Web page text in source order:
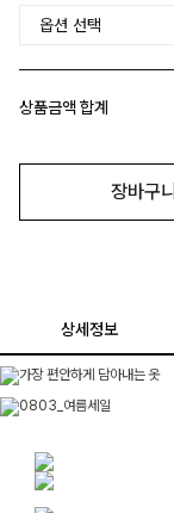
상품금액 합계
장바구니
상세정보